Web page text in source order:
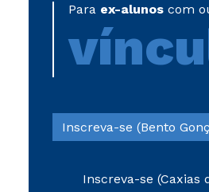
Para ex-alunoscom
Inscreva-se (Bento
Inscreva-se (Caxias